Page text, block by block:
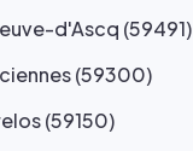
d'Ascq (59491)
(59300)
(59150)